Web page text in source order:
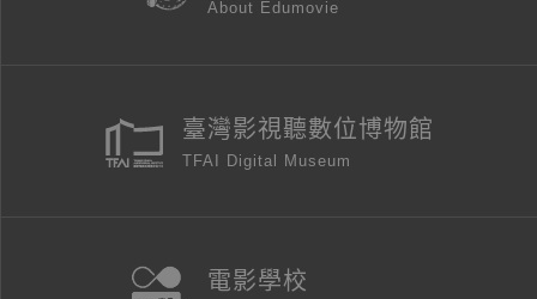
About Edumovie
臺灣影視聽數位博物館
TFAI Digital Museum
電影學校